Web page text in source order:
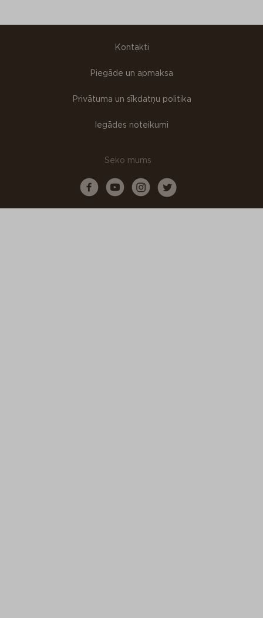
Kontakti
Piegāde un apmaksa
Privātuma un sīkdatņu politika
Iegādes noteikumi
Seko mums